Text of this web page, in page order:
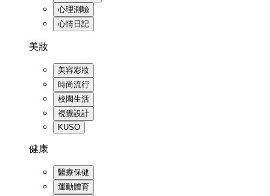
心理測驗
心情日記
美妝
美容彩妝
時尚流行
校園生活
視覺設計
KUSO
健康
醫療保健
運動體育